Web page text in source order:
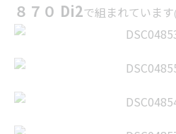
８７０ Di2で組まれています